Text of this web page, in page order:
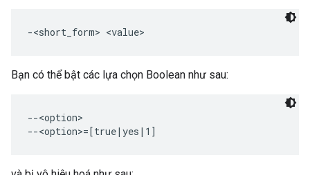
Bạn có thể bật các lựa chọn Boolean như sau:
--<option>